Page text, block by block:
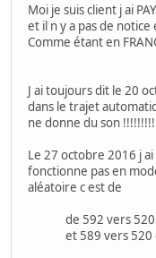
Moi je suis client j ai
et il n y a pas de
Comme étant en
J ai toujours dit le 20
dans le trajet
ne donne du son
Le 27 octobre 2016 j
fonctionne pas en
aléatoire c est de
de 592 vers 520
et 589 vers 520